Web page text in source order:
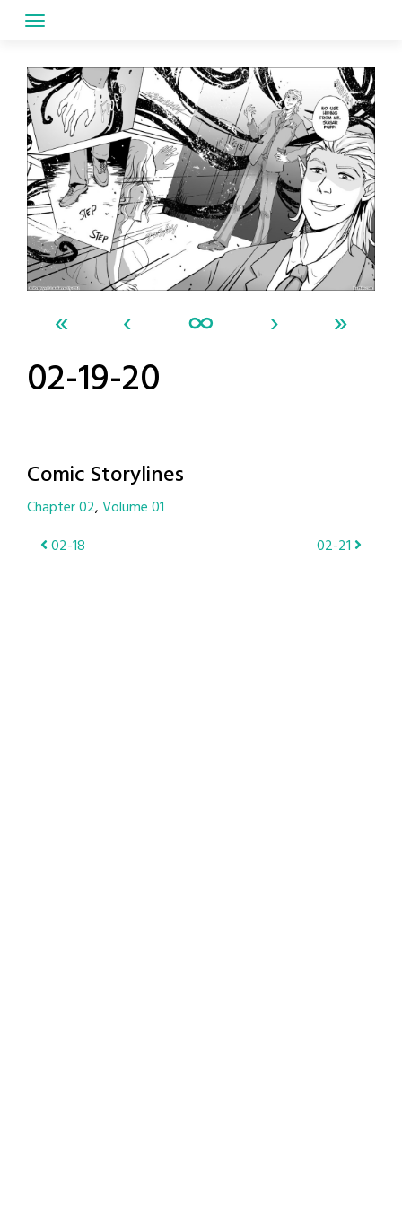
content
« ‹ ∞ › »
02-19-20
Comic Storylines
Chapter 02 Volume 01
Post
02-18 02-21